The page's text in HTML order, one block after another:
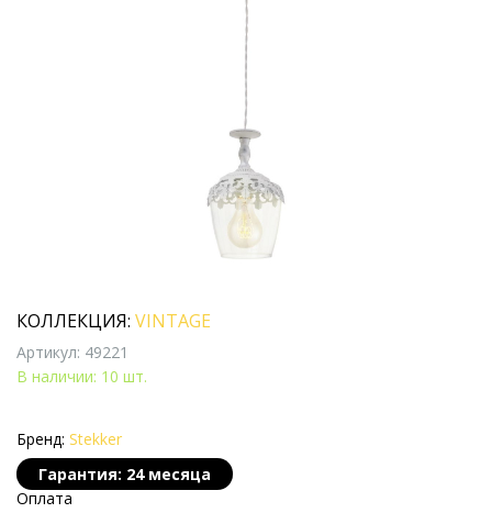
КОЛЛЕКЦИЯ: VINTAGE
Артикул: 49221
В наличии: 10 шт.
Бренд: Stekker
Гарантия: 24 месяца
Оплата